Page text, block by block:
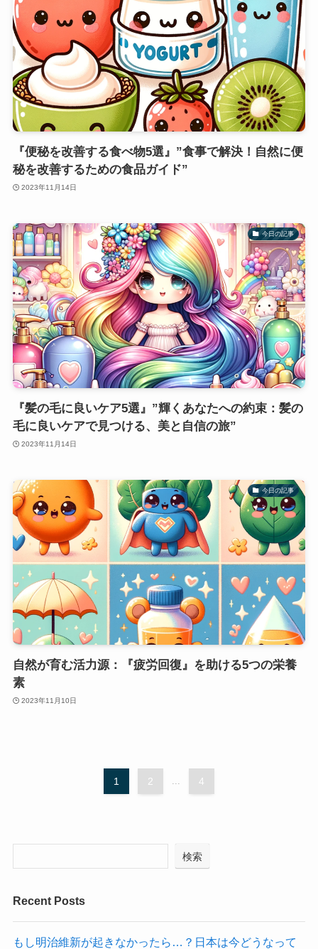
『便秘を改善する食べ物5選』”食事で解決！自然に便
秘を改善するための食品ガイド”
2023年11月14日
今日の記事
『髪の毛に良いケア5選』”輝くあなたへの約束：髪の
毛に良いケアで見つける、美と自信の旅”
2023年11月14日
今日の記事
自然が育む活力源：『疲労回復』を助ける5つの栄養
素
2023年11月10日
1 2 4
検索
Recent Posts
もし明治維新が起きなかったら…？日本は今どうなって